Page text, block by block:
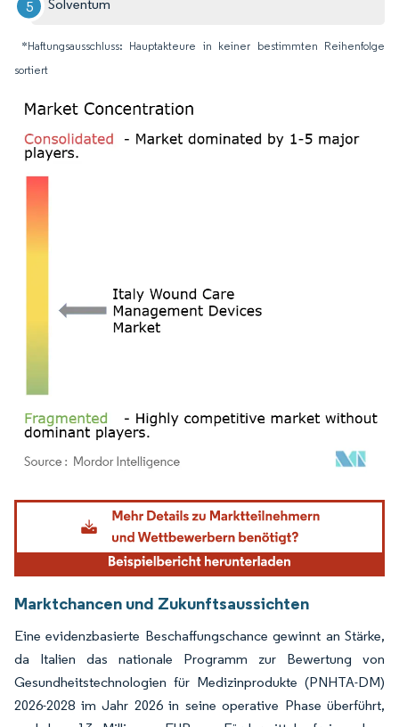
Solventum
*Haftungsausschluss: Hauptakteure in keiner bestimmten Reihenfolge
sortiert
Bild © Mordor Intelligence. Wiederverwendung erfordert Namensnennung gemäß
Marktchancen und Zukunftsaussichten
Eine evidenzbasierte Beschaffungschance gewinnt an Stärke,
da Italien das nationale Programm zur Bewertung von
Gesundheitstechnologien für Medizinprodukte (PNHTA-DM)
2026-2028 im Jahr 2026 in seine operative Phase überführt,